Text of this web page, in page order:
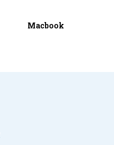
Macbook